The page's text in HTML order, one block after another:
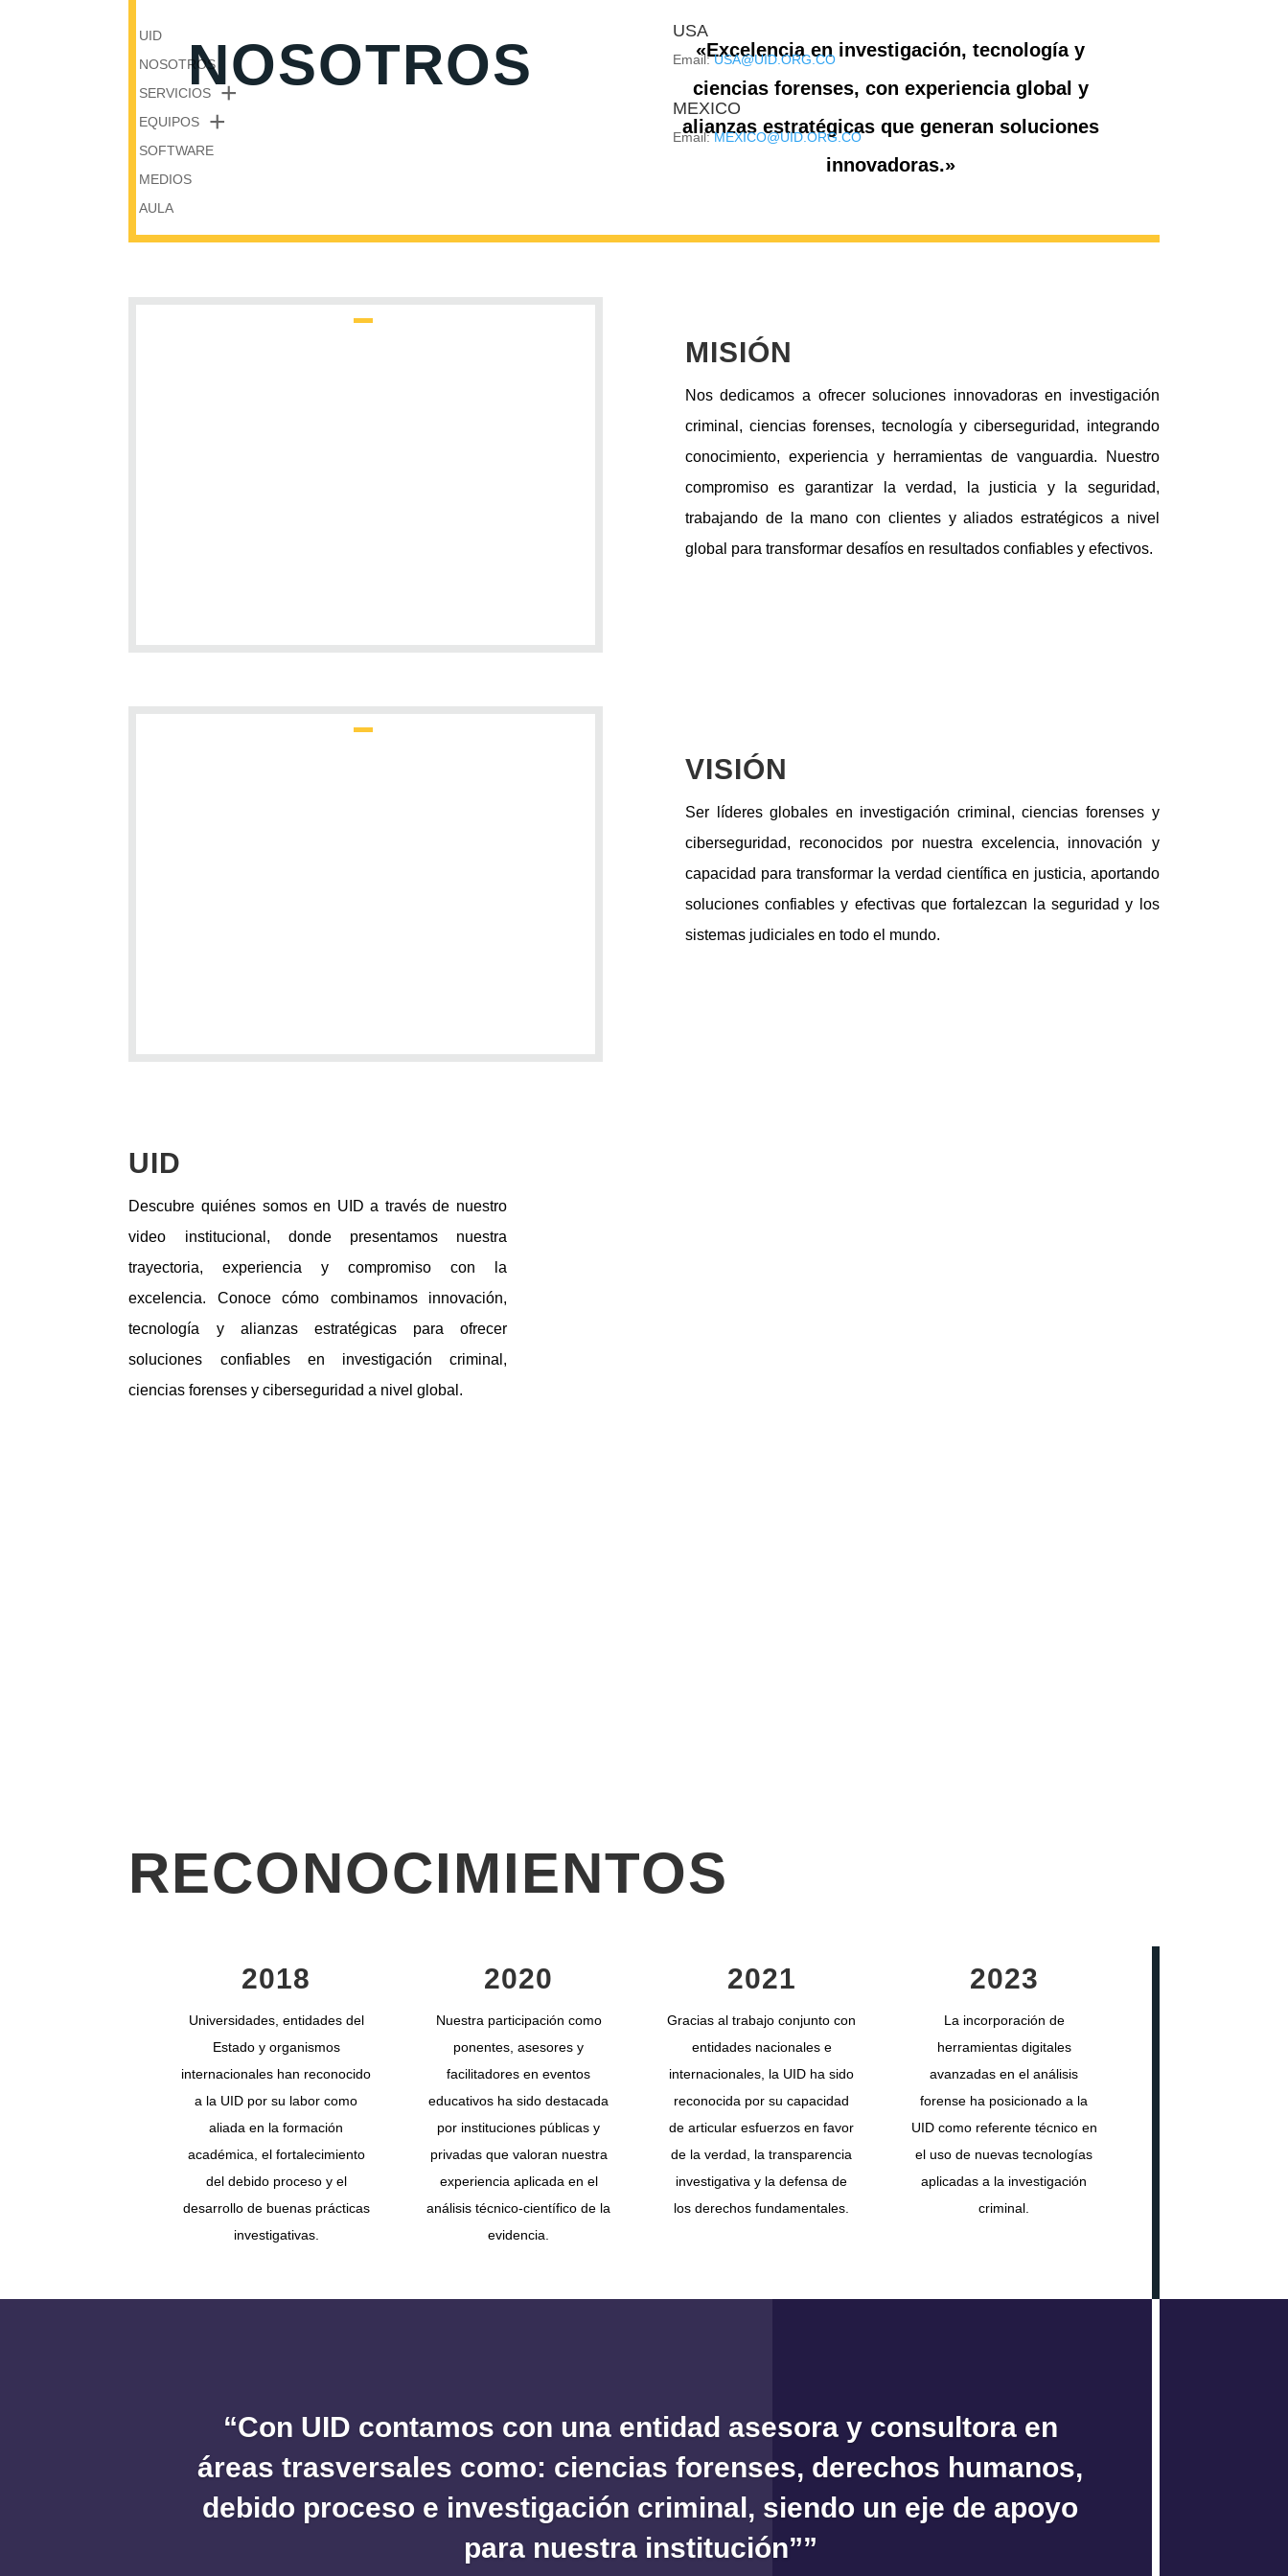
UID
NOSOTROS
SERVICIOS
EQUIPOS
SOFTWARE
MEDIOS
AULA
USA
Email:USA@UID.ORG.CO
MEXICO
Email:MEXICO@UID.ORG.CO
NOSOTROS
«Excelencia en investigación, tecnología y
ciencias forenses, con experiencia global y
alianzas estratégicas que generan soluciones
innovadoras.»
MISIÓN
Nos dedicamos a ofrecer soluciones innovadoras en investigación
criminal, ciencias forenses, tecnología y ciberseguridad, integrando
conocimiento, experiencia y herramientas de vanguardia. Nuestro
compromiso es garantizar la verdad, la justicia y la seguridad,
trabajando de la mano con clientes y aliados estratégicos a nivel
global para transformar desafíos en resultados confiables y efectivos.
VISIÓN
Ser líderes globales en investigación criminal, ciencias forenses y
ciberseguridad, reconocidos por nuestra excelencia, innovación y
capacidad para transformar la verdad científica en justicia, aportando
soluciones confiables y efectivas que fortalezcan la seguridad y los
sistemas judiciales en todo el mundo.
UID
Descubre quiénes somos en UID a través de nuestro
video institucional, donde presentamos nuestra
trayectoria, experiencia y compromiso con la
excelencia. Conoce cómo combinamos innovación,
tecnología y alianzas estratégicas para ofrecer
soluciones confiables en investigación criminal,
ciencias forenses y ciberseguridad a nivel global.
RECONOCIMIENTOS
2018
Universidades, entidades del
Estado y organismos
internacionales han reconocido
a la UID por su labor como
aliada en la formación
académica, el fortalecimiento
del debido proceso y el
desarrollo de buenas prácticas
investigativas.
2020
Nuestra participación como
ponentes, asesores y
facilitadores en eventos
educativos ha sido destacada
por instituciones públicas y
privadas que valoran nuestra
experiencia aplicada en el
análisis técnico-científico de la
evidencia.
2021
Gracias al trabajo conjunto con
entidades nacionales e
internacionales, la UID ha sido
reconocida por su capacidad
de articular esfuerzos en favor
de la verdad, la transparencia
investigativa y la defensa de
los derechos fundamentales.
2023
La incorporación de
herramientas digitales
avanzadas en el análisis
forense ha posicionado a la
UID como referente técnico en
el uso de nuevas tecnologías
aplicadas a la investigación
criminal.
“Con UID contamos con una entidad asesora y consultora en
áreas trasversales como: ciencias forenses, derechos humanos,
debido proceso e investigación criminal, siendo un eje de apoyo
para nuestra institución””